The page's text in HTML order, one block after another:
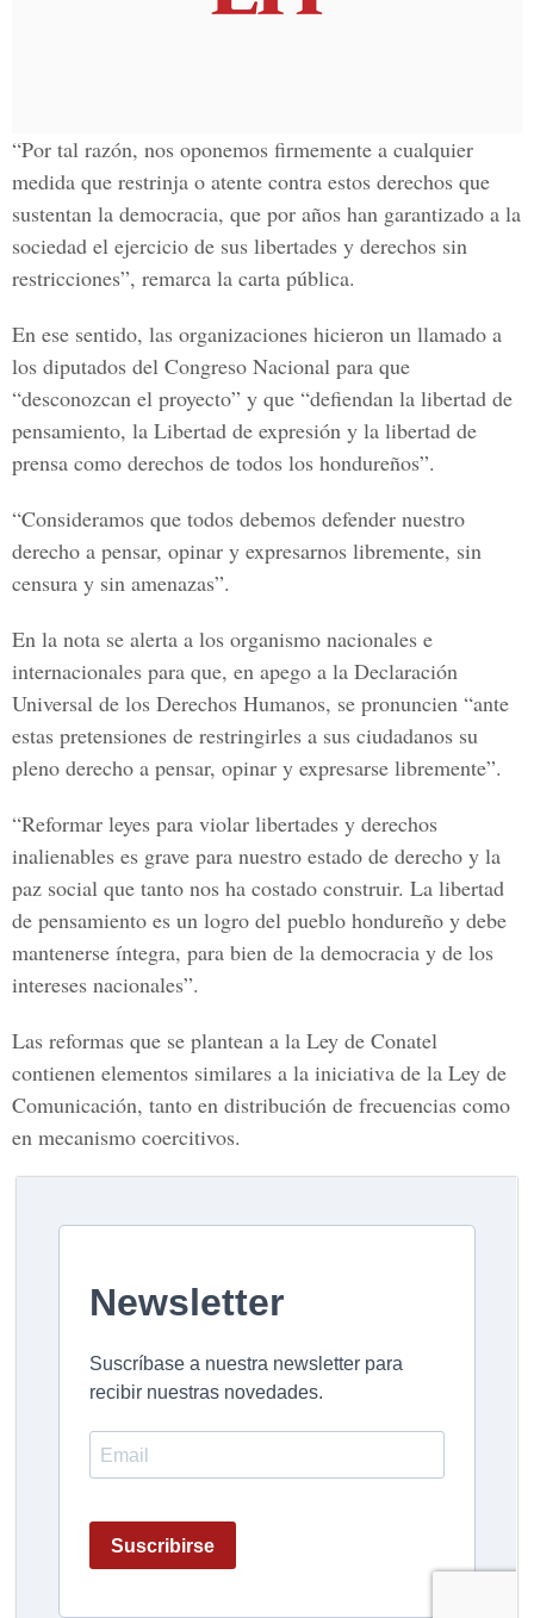
“Por tal razón, nos oponemos firmemente a cualquier
medida que restrinja o atente contra estos derechos que
sustentan la democracia, que por años han garantizado a la
sociedad el ejercicio de sus libertades y derechos sin
restricciones”, remarca la carta pública.
En ese sentido, las organizaciones hicieron un llamado a
los diputados del Congreso Nacional para que
“desconozcan el proyecto” y que “defiendan la libertad de
pensamiento, la Libertad de expresión y la libertad de
prensa como derechos de todos los hondureños”.
“Consideramos que todos debemos defender nuestro
derecho a pensar, opinar y expresarnos libremente, sin
censura y sin amenazas”.
En la nota se alerta a los organismo nacionales e
internacionales para que, en apego a la Declaración
Universal de los Derechos Humanos, se pronuncien “ante
estas pretensiones de restringirles a sus ciudadanos su
pleno derecho a pensar, opinar y expresarse libremente”.
“Reformar leyes para violar libertades y derechos
inalienables es grave para nuestro estado de derecho y la
paz social que tanto nos ha costado construir. La libertad
de pensamiento es un logro del pueblo hondureño y debe
mantenerse íntegra, para bien de la democracia y de los
intereses nacionales”.
Las reformas que se plantean a la Ley de Conatel
contienen elementos similares a la iniciativa de la Ley de
Comunicación, tanto en distribución de frecuencias como
en mecanismo coercitivos.